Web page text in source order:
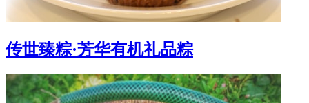
传世臻粽·芳华有机礼品粽